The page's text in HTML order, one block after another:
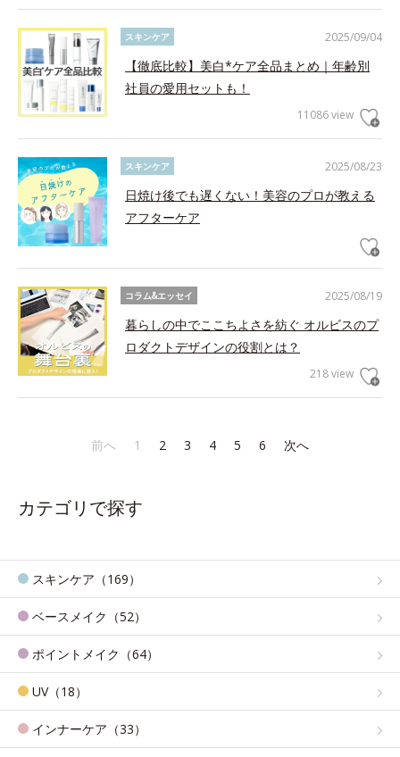
2025/09/04
スキンケア
【徹底比較】美白*ケア全品まとめ｜年齢別
社員の愛用セットも！
11086 view
2025/08/23
スキンケア
日焼け後でも遅くない！美容のプロが教える
アフターケア
2025/08/19
コラム&エッセイ
暮らしの中でここちよさを紡ぐ オルビスのプ
ロダクトデザインの役割とは？
218 view
前へ 1 2 3 4 5 6 次へ
カテゴリで探す
スキンケア（169）
ベースメイク（52）
ポイントメイク（64）
UV（18）
インナーケア（33）